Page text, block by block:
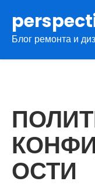
содержимому
Блог ремонта и
ОСТИ